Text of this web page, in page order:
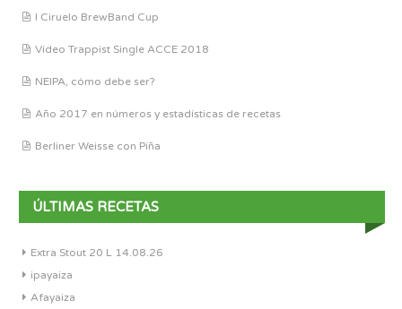
I Ciruelo BrewBand Cup
Vídeo Trappist Single ACCE 2018
NEIPA, cómo debe ser?
Año 2017 en números y estadísticas de recetas
Berliner Weisse con Piña
ÚLTIMAS RECETAS
Extra Stout 20 L 14.08.26
ipayaiza
Afayaiza